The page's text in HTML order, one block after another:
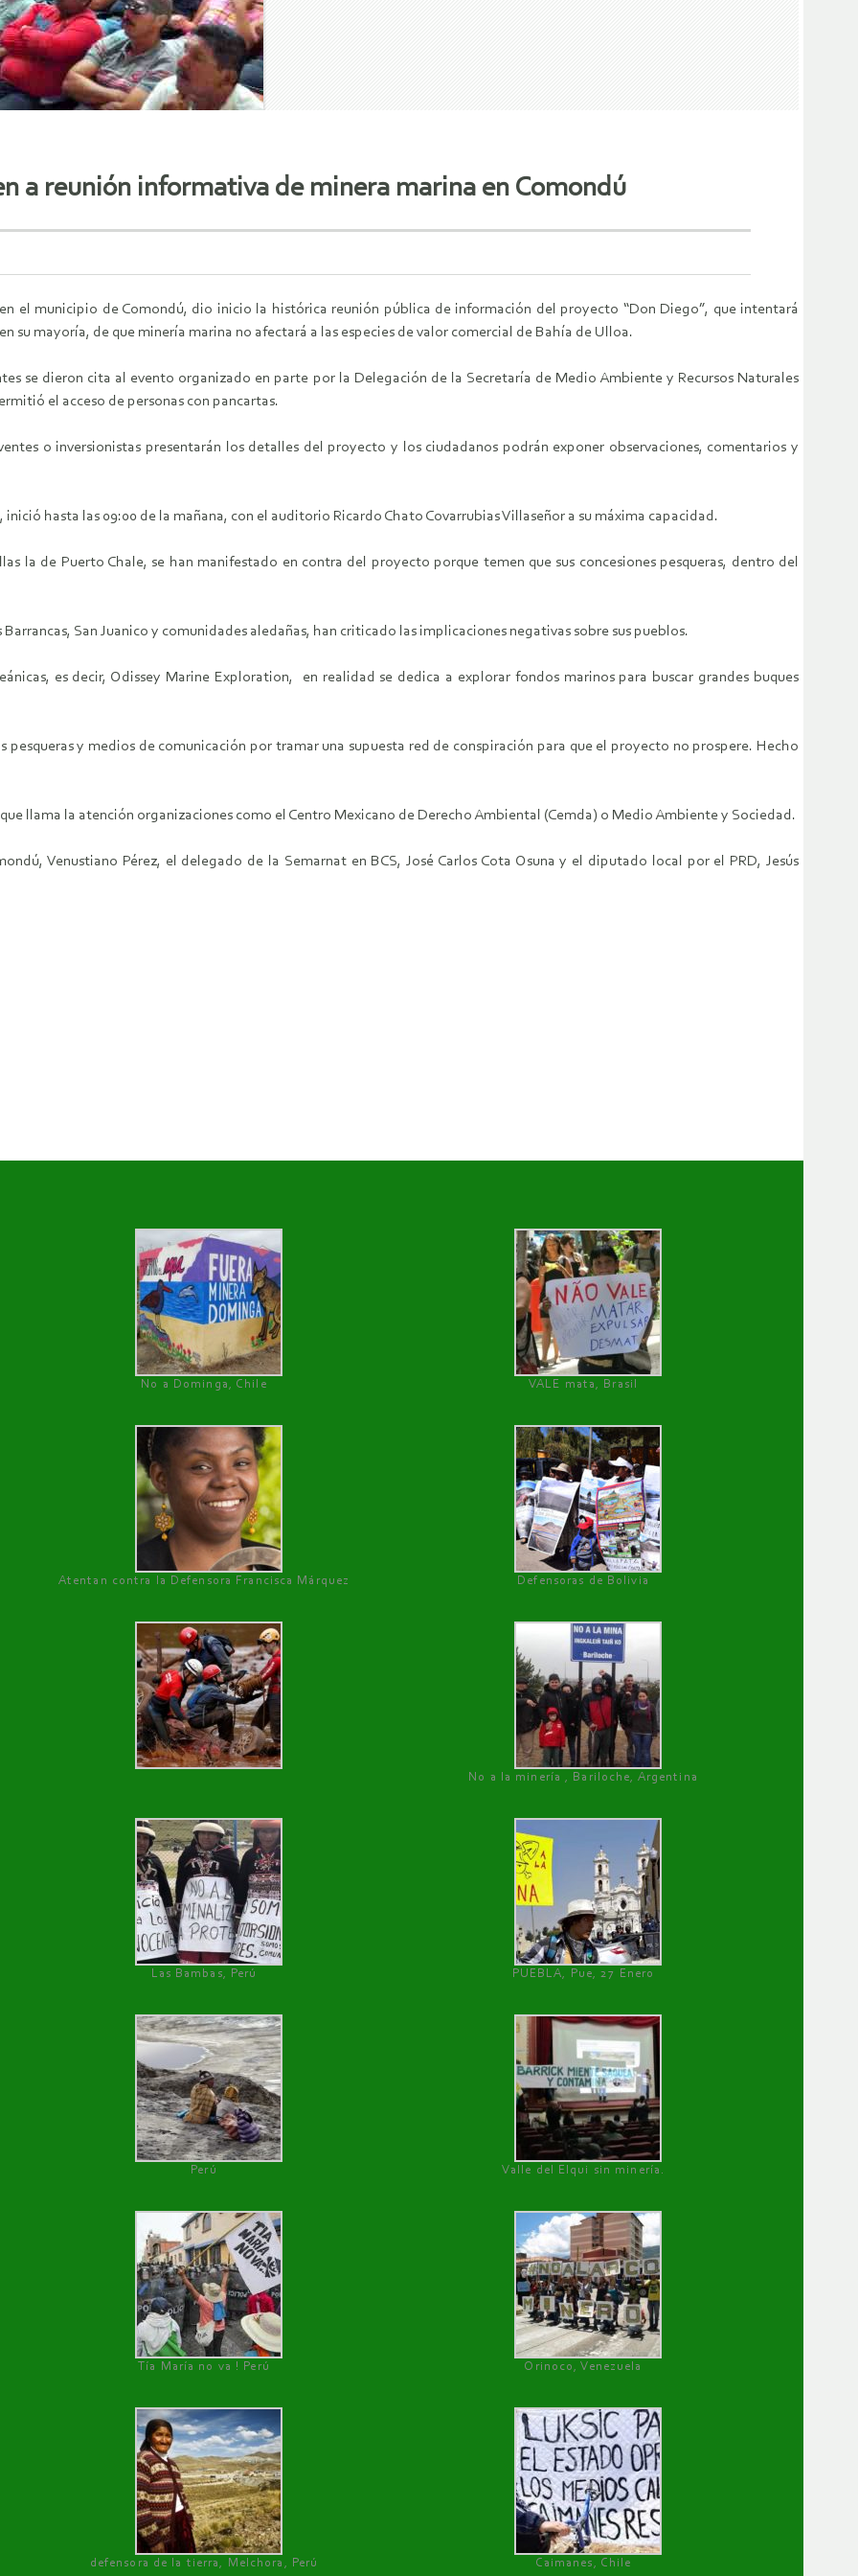
a reunión informativa de minera marina en Comondú
el municipio de Comondú, dio inicio la histórica reunión pública de información del proyecto “Don Diego”, que intentará
su mayoría, de que minería marina no afectará a las especies de valor comercial de Bahía de Ulloa.
se dieron cita al evento organizado en parte por la Delegación de la Secretaría de Medio Ambiente y Recursos Naturales
el acceso de personas con pancartas.
o inversionistas presentarán los detalles del proyecto y los ciudadanos podrán exponer observaciones, comentarios y
hasta las 09:00 de la mañana, con el auditorio Ricardo Chato Covarrubias Villaseñor a su máxima capacidad.
la de Puerto Chale, se han manifestado en contra del proyecto porque temen que sus concesiones pesqueras, dentro del
San Juanico y comunidades aledañas, han criticado las implicaciones negativas sobre sus pueblos.
es decir, Odissey Marine Exploration, en realidad se dedica a explorar fondos marinos para buscar grandes buques
y medios de comunicación por tramar una supuesta red de conspiración para que el proyecto no prospere. Hecho
llama la atención organizaciones como el Centro Mexicano de Derecho Ambiental (Cemda) o Medio Ambiente y Sociedad.
Venustiano Pérez, el delegado de la Semarnat en BCS, José Carlos Cota Osuna y el diputado local por el PRD, Jesús
No a Dominga, Chile
VALE mata, Brasil
Atentan contra la Defensora Francisca Márquez Defensoras de Bolivia
No a la minería , Bariloche, Argentina
Las Bambas, Perú PUEBLA, Pue, 27 Enero
Perú Valle del Elqui sin minería.
Tía María no va ! Perú Orinoco, Venezuela
defensora de la tierra, Melchora, Perú Caimanes, Chile